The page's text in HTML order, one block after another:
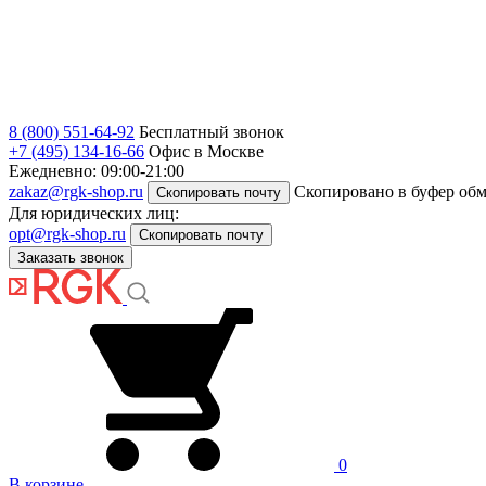
8 (800) 551-64-92 Бесплатный звонок
+7 (495) 134-16-66 Офис в Москве
Ежедневно: 09:00-21:00
zakaz@rgk-shop.ru
Скопировать почту
Скопировано в буфер
Для юридических лиц:
opt@rgk-shop.ru
Скопировать почту
Заказать звонок
0